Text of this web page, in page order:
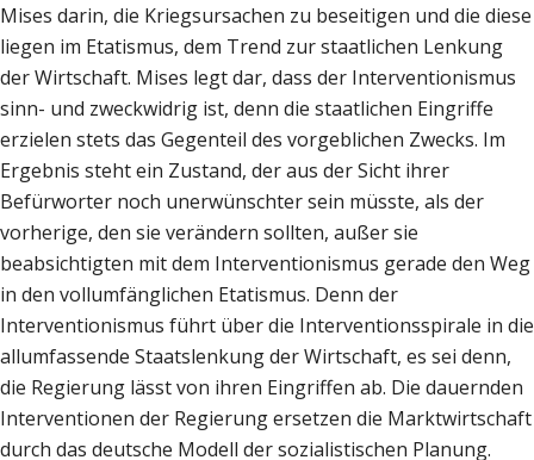
Mises darin, die Kriegsursachen zu beseitigen und die diese
liegen im Etatismus, dem Trend zur staatlichen Lenkung
der Wirtschaft. Mises legt dar, dass der Interventionismus
sinn- und zweckwidrig ist, denn die staatlichen Eingriffe
erzielen stets das Gegenteil des vorgeblichen Zwecks. Im
Ergebnis steht ein Zustand, der aus der Sicht ihrer
Befürworter noch unerwünschter sein müsste, als der
vorherige, den sie verändern sollten, außer sie
beabsichtigten mit dem Interventionismus gerade den Weg
in den vollumfänglichen Etatismus. Denn der
Interventionismus führt über die Interventionsspirale in die
allumfassende Staatslenkung der Wirtschaft, es sei denn,
die Regierung lässt von ihren Eingriffen ab. Die dauernden
Interventionen der Regierung ersetzen die Marktwirtschaft
durch das deutsche Modell der sozialistischen Planung.